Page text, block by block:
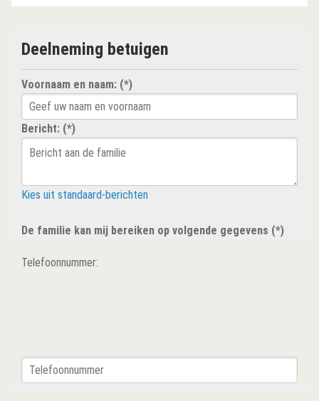
Deelneming betuigen
Voornaam en naam: (*)
Bericht: (*)
Kies uit standaard-berichten
De familie kan mij bereiken op volgende gegevens (*)
Telefoonnummer: